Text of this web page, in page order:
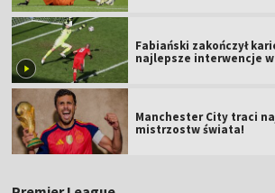
Fabiański zakończył
najlepsze interwencje w
Manchester City traci
mistrzostw świata!